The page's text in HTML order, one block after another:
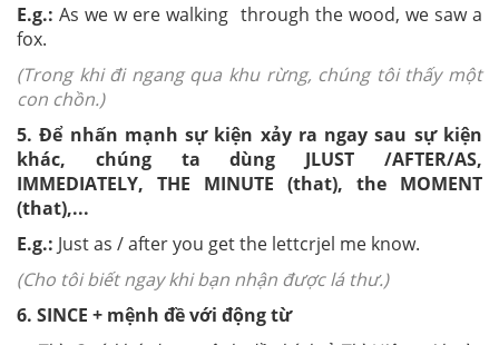
E.g.: As we w ere walking through the wood, we saw a
fox.
(Trong khi đi ngang qua khu rừng, chúng tôi thấy một
con chồn.)
5. Để nhấn mạnh sự kiện xảy ra ngay sau sự kiện
khác, chúng ta dùng JLUST /AFTER/AS,
IMMEDIATELY, THE MINUTE (that), the MOMENT
(that),...
E.g.: Just as / after you get the lettcrjel me know.
(Cho tôi biết ngay khi bạn nhận được lá thư.)
6. SINCE + mệnh đề với động từ